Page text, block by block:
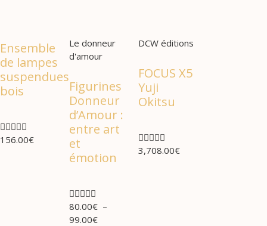
Ensemble
de lampes
suspendues
bois

156.00€
Le donneur
d'amour
Figurines
Donneur
d’Amour :
entre art
et
émotion

80.00€ –
99.00€
DCW éditions
FOCUS X5
Yuji
Okitsu

3,708.00€